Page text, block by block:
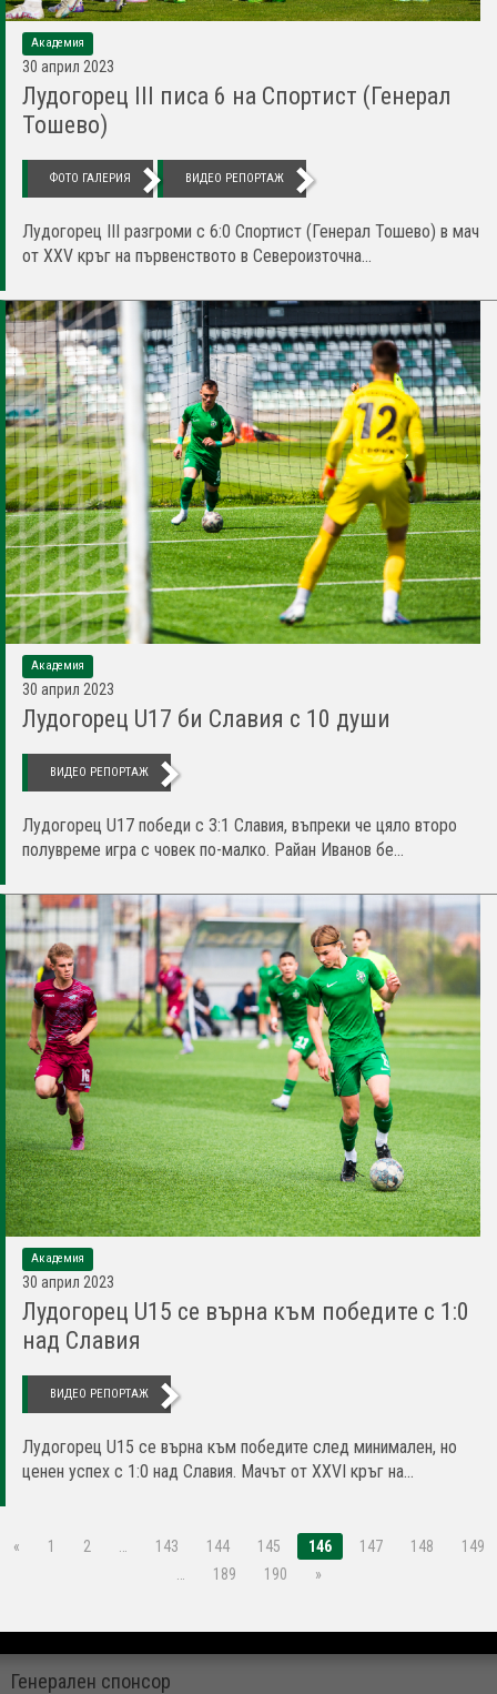
Академия
30 април 2023
Лудогорец III писа 6 на Спортист (Генерал
Тошево)
ФОТО ГАЛЕРИЯ ВИДЕО РЕПОРТАЖ
Лудогорец III разгроми с 6:0 Спортист (Генерал Тошево) в мач
от XXV кръг на първенството в Североизточна...
Академия
30 април 2023
Лудогорец U17 би Славия с 10 души
ВИДЕО РЕПОРТАЖ
Лудогорец U17 победи с 3:1 Славия, въпреки че цяло второ
полувреме игра с човек по-малко. Райан Иванов бе...
Академия
30 април 2023
Лудогорец U15 се върна към победите с 1:0
над Славия
ВИДЕО РЕПОРТАЖ
Лудогорец U15 се върна към победите след минимален, но
ценен успех с 1:0 над Славия. Мачът от XXVI кръг на...
« 1 2 … 143 144 145 146 147 148
149
…
189 190 »
Генерален спонсор